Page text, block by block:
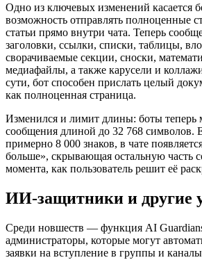
Одно из ключевых изменений касается
возможность отправлять полноценные
статьи прямо внутри чата. Теперь
заголовки, ссылки, списки, таблицы,
сворачиваемые секции, сноски,
медиафайлы, а также карусели и
сути, бот способен прислать целый
как полноценная страница.
Изменился и лимит длины: боты теперь
сообщения длиной до 32 768 символов.
примерно 8 000 знаков, в чате
больше», скрывающая остальную часть
момента, как пользователь решит её
ИИ-защитники и другие
Среди новшеств — функция AI
администраторы, которые могут
заявки на вступление в группы и